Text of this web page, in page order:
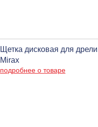
Щетка дисковая для
Mirax
подробнее о товаре